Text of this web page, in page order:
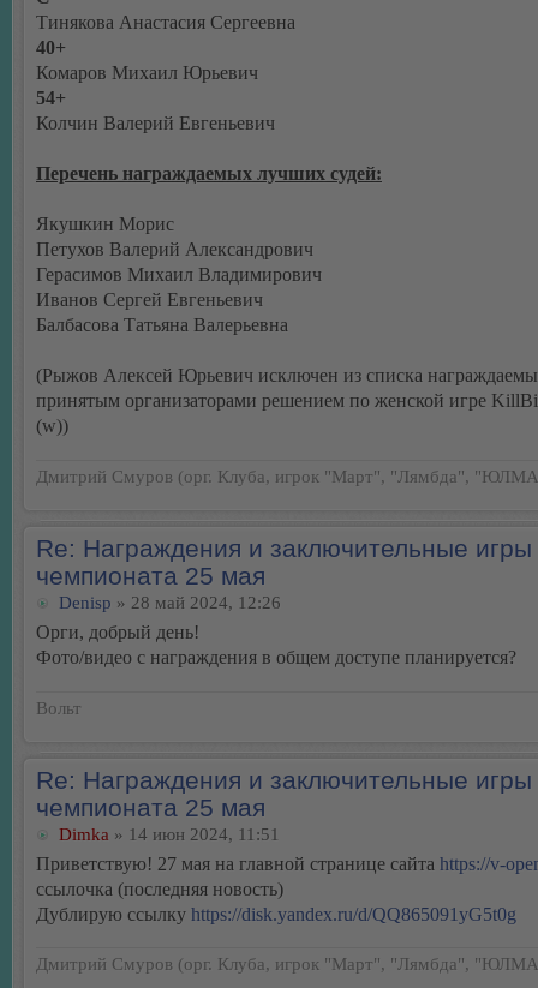
Тинякова Анастасия Сергеевна
40+
Комаров Михаил Юрьевич
54+
Колчин Валерий Евгеньевич
Перечень награждаемых лучших судей:
Якушкин Морис
Петухов Валерий Александрович
Герасимов Михаил Владимирович
Иванов Сергей Евгеньевич
Балбасова Татьяна Валерьевна
(Рыжов Алексей Юрьевич исключен из списка
принятым организаторами решением по женской игре
(w))
Дмитрий Смуров (орг. Клуба, игрок "Март", "Лямбда",
Re: Награждения и заключительные игры
чемпионата 25 мая
Denisp » 28 май 2024, 12:26
Орги, добрый день!
Фото/видео с награждения в общем доступе планируется?
Вольт
Re: Награждения и заключительные игры
чемпионата 25 мая
Dimka » 14 июн 2024, 11:51
Приветствую! 27 мая на главной странице сайта https://v-
ссылочка (последняя новость)
Дублирую ссылку https://disk.yandex.ru/d/QQ865091yG5t0g
Дмитрий Смуров (орг. Клуба, игрок "Март", "Лямбда",